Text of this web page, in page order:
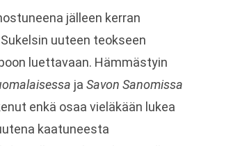
jälleen kerran
uuteen teokseen
luettavaan. Hämmästyin
ja Savon Sanomissa
enkä osaa vieläkään lukea
kaatuneesta